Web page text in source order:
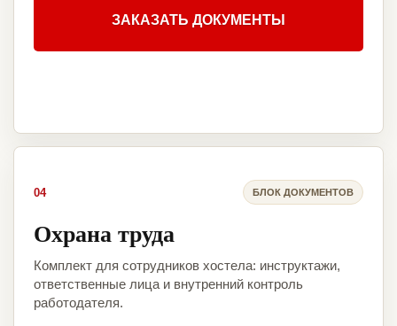
ЗАКАЗАТЬ ДОКУМЕНТЫ
04 БЛОК ДОКУМЕНТОВ
Охрана труда
Комплект для сотрудников хостела: инструктажи,
ответственные лица и внутренний контроль
работодателя.